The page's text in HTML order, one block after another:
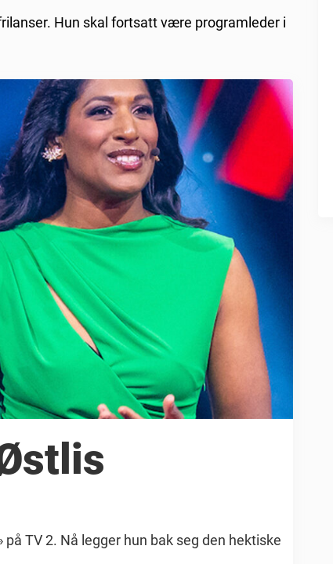
Hun skal fortsatt være programleder i
TV 2. Nå legger hun bak seg den hektiske